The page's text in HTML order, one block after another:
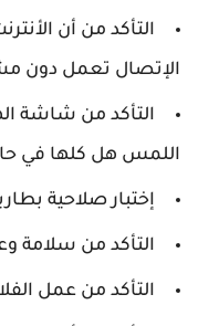
الإتصال تعمل دون
التأكد من شاشة
اللمس هل كلها في
إختبار صلاحية
التأكد من سلامة
التأكد من عمل